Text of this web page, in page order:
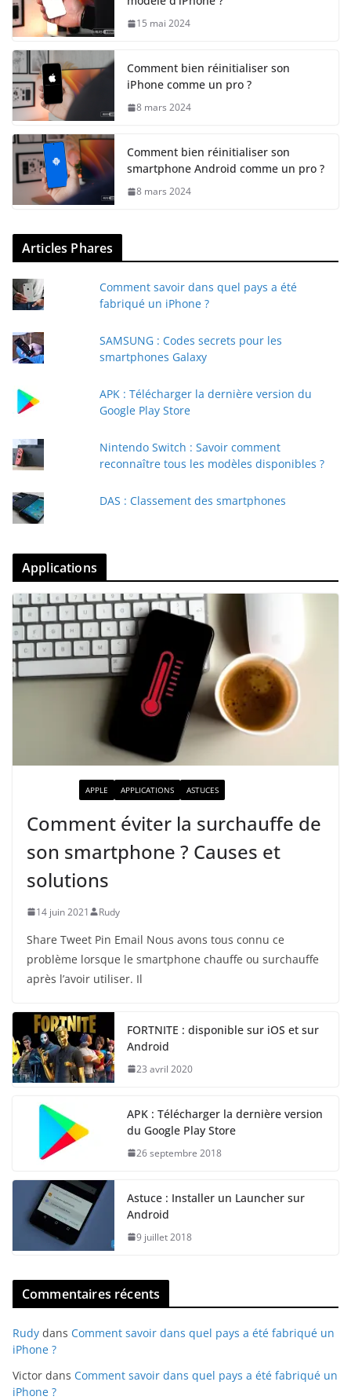
15 mai 2024
Comment bien réinitialiser son
iPhone comme un pro ?
8 mars 2024
Comment bien réinitialiser son
smartphone Android comme un pro ?
8 mars 2024
Articles Phares
Comment savoir dans quel pays a été
fabriqué un iPhone ?
SAMSUNG : Codes secrets pour les
smartphones Galaxy
APK : Télécharger la dernière version du
Google Play Store
Nintendo Switch : Savoir comment
reconnaître tous les modèles disponibles ?
DAS : Classement des smartphones
Applications
APPLE APPLICATIONS ASTUCES
Comment éviter la surchauffe de
son smartphone ? Causes et
solutions
14 juin 2021 Rudy
Share Tweet Pin Email Nous avons tous connu ce
problème lorsque le smartphone chauffe ou surchauffe
après l’avoir utiliser. Il
FORTNITE : disponible sur iOS et sur
Android
23 avril 2020
APK : Télécharger la dernière version
du Google Play Store
26 septembre 2018
Astuce : Installer un Launcher sur
Android
9 juillet 2018
Commentaires récents
Rudy dans Comment savoir dans quel pays a été fabriqué un
iPhone ?
Victor dans Comment savoir dans quel pays a été fabriqué un
iPhone ?